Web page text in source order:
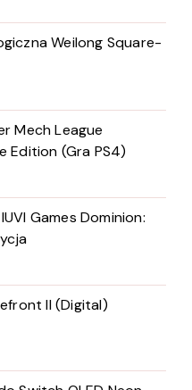
Weilong Square-
Mech League
Edition (Gra PS4)
Games Dominion:
II (Digital)